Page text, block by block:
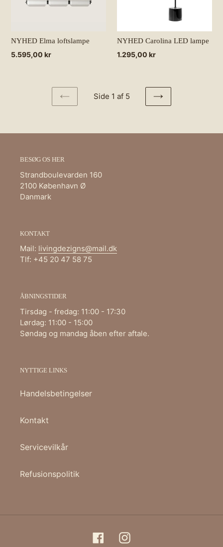
NYHED Elma loftslampe
Normalpris
5.595,00 kr
NYHED Carolina LED lampe
Normalpris
1.295,00 kr
FORRIGE
Side 1 af 5
NÆSTE
BESØG OS HER
Strandboulevarden 160
2100 København Ø
Danmark
KONTAKT
Mail: livingdezigns@mail.dk
Tlf: +45 20 47 58 75
ÅBNINGSTIDER
Tirsdag - fredag: 11:00 - 17:30
Lørdag: 11:00 - 15:00
Søndag og mandag åben efter aftale.
NYTTIGE LINKS
Handelsbetingelser
Kontakt
Servicevilkår
Refusionspolitik
FacebookInstagram